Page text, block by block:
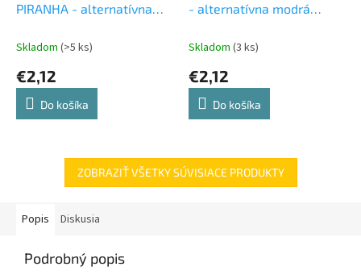
PIRANHA - alternatívna
cartridge
Skladom (>5 ks)
€2,12
Do košíka
- alternatívna modrá
Skladom (3 ks)
€2,12
Do košíka
ZOBRAZIŤ VŠETKY SÚVISIACE PRODUKTY
Popis Diskusia
Podrobný popis